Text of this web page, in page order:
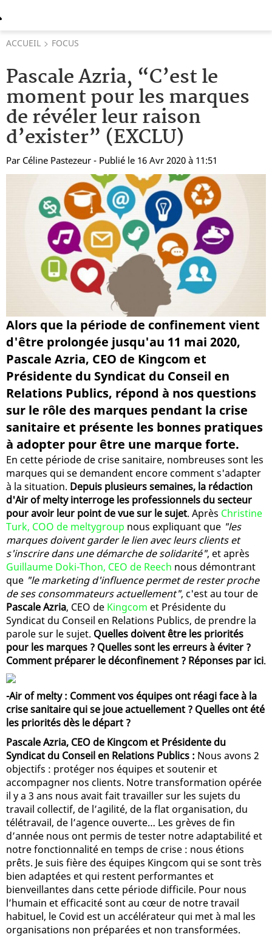
ACCUEIL FOCUS
Pascale Azria, “C’est le
moment pour les marques
de révéler leur raison
d’exister” (EXCLU)
Par Céline Pastezeur - Publié le 16 Avr 2020 à 11:51
Alors que la période de confinement vient
d'être prolongée jusqu'au 11 mai 2020,
Pascale Azria, CEO de Kingcom et
Présidente du Syndicat du Conseil en
Relations Publics, répond à nos questions
sur le rôle des marques pendant la crise
sanitaire et présente les bonnes pratiques
à adopter pour être une marque forte.
En cette période de crise sanitaire, nombreuses sont les
marques qui se demandent encore comment s'adapter
à la situation. Depuis plusieurs semaines, la rédaction
d'Air of melty interroge les professionnels du secteur
pour avoir leur point de vue sur le sujet. Après Christine
Turk, COO de meltygroup nous expliquant que "les
marques doivent garder le lien avec leurs clients et
s'inscrire dans une démarche de solidarité", et après
Guillaume Doki-Thon, CEO de Reech nous démontrant
que "le marketing d'influence permet de rester proche
de ses consommateurs actuellement", c'est au tour de
Pascale Azria, CEO de Kingcom et Présidente du
Syndicat du Conseil en Relations Publics, de prendre la
parole sur le sujet. Quelles doivent être les priorités
pour les marques ? Quelles sont les erreurs à éviter ?
Comment préparer le déconfinement ? Réponses par ici.
-Air of melty : Comment vos équipes ont réagi face à la
crise sanitaire qui se joue actuellement ? Quelles ont été
les priorités dès le départ ?
Pascale Azria, CEO de Kingcom et Présidente du
Syndicat du Conseil en Relations Publics : Nous avons 2
objectifs : protéger nos équipes et soutenir et
accompagner nos clients. Notre transformation opérée
il y a 3 ans nous avait fait travailler sur les sujets du
travail collectif, de l’agilité, de la flat organisation, du
télétravail, de l’agence ouverte… Les grèves de fin
d’année nous ont permis de tester notre adaptabilité et
notre fonctionnalité en temps de crise : nous étions
prêts. Je suis fière des équipes Kingcom qui se sont très
bien adaptées et qui restent performantes et
bienveillantes dans cette période difficile. Pour nous
l’humain et efficacité sont au cœur de notre travail
habituel, le Covid est un accélérateur qui met à mal les
organisations non préparées et non transformées.